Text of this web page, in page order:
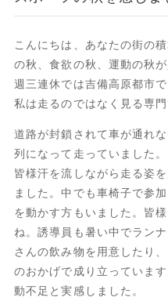
こんにちは、あなたの街の
の秋、食欲の秋、運動の秋
週三連休では吉備高原都市
私は走るのではなく見る専門
道路が封鎖されて車が通れ
列になって走っていました
皆様汗を流しながら走る姿
ました。中でも車椅子で参
を動かす方もいました。皆
ね。誘導員も暑い中でラン
さんの飲み物を用意したり
のおかげで成り立っていま
動不足と実感しました。